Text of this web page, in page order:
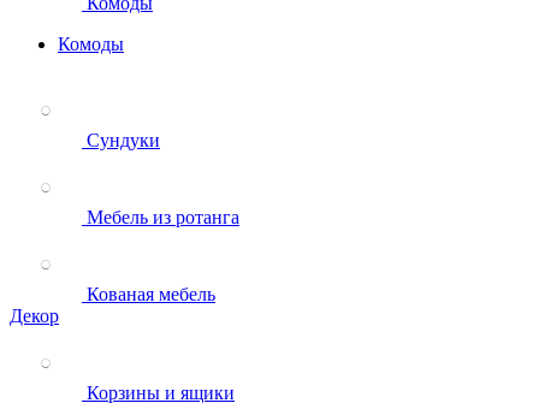
Комоды
Сундуки
Мебель из ротанга
Кованая мебель
Декор
Корзины и ящики